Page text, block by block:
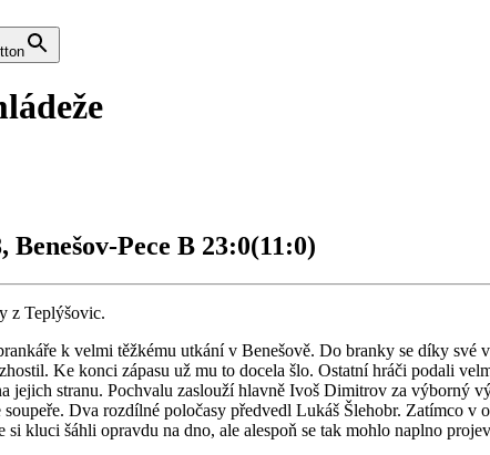
Pece B 23:0(11:0)
z Teplýšovic.
k velmi těžkému utkání v Benešově. Do branky se díky
Ke konci zápasu už mu to docela šlo. Ostatní hráči podali
jejich stranu. Pochvalu zaslouží hlavně Ivoš Dimitrov za výborný
Dva rozdílné poločasy předvedl Lukáš Šlehobr. Zatímco
kluci šáhli opravdu na dno, ale alespoň se tak mohlo naplno